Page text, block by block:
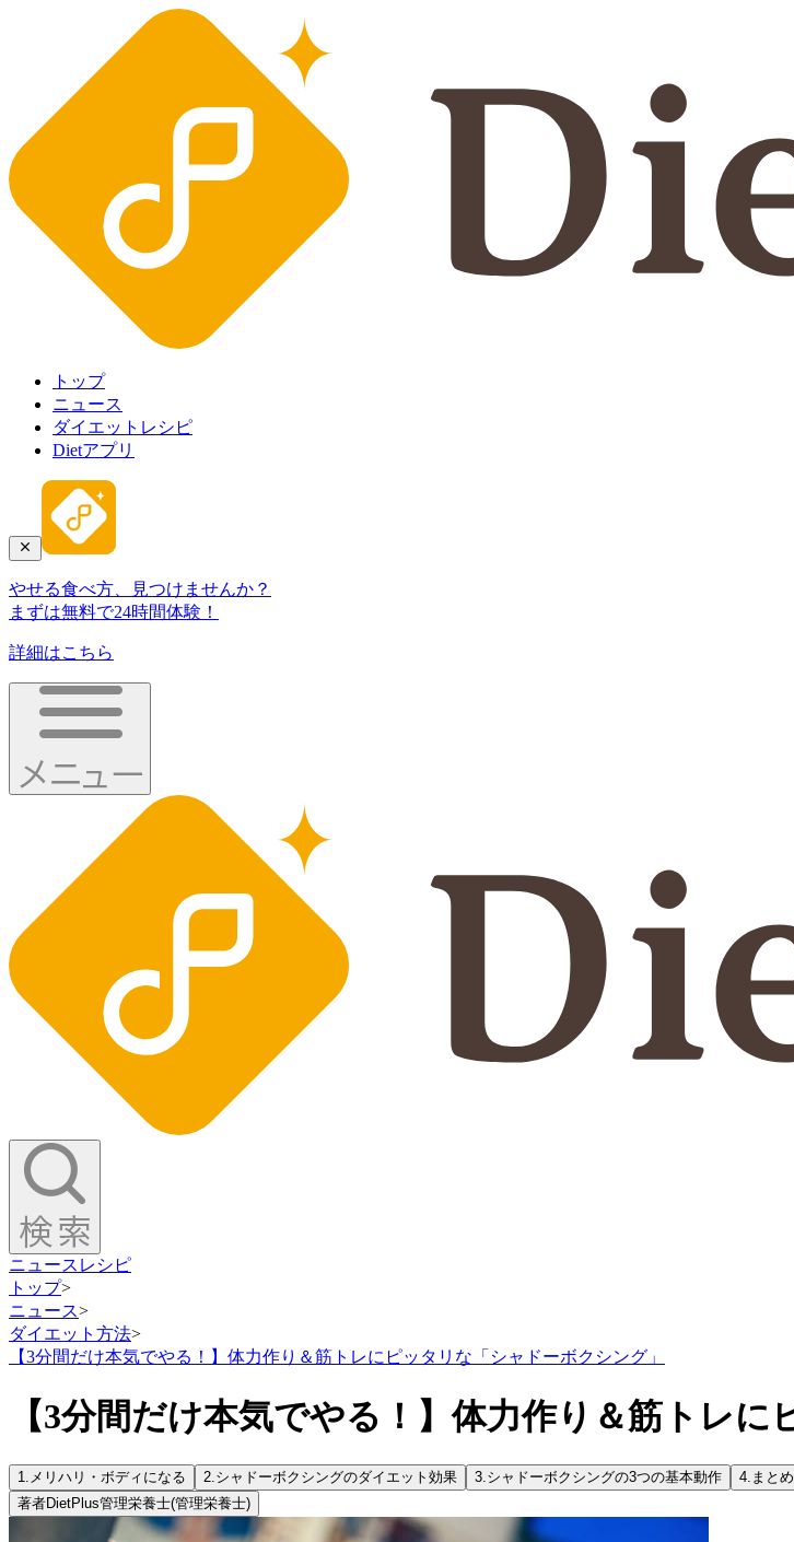
トップ
ニュース
ダイエットレシピ
Dietアプリ
やせる食べ方、見つけませんか？
まずは無料で24時間体験！
詳細はこちら
ニュース レシピ
トップ>
ニュース>
ダイエット方法>
【3分間だけ本気でやる！】体力作り＆筋トレにピッタリな「シャドーボクシング」
【3分間だけ本気でやる！】体力作り＆筋トレ
1. メリハリ・ボディになる 2.シャドーボクシングのダイエット効果 3.シャドーボクシングの3つの基本動作 4. まとめ
著者DietPlus管理栄養士(管理栄養士)